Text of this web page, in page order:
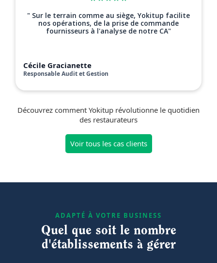
" Sur le terrain comme au siège, Yokitup facilite
nos opérations, de la prise de commande
fournisseurs à l'analyse de notre CA"
Cécile Gracianette
Responsable Audit et Gestion
Découvrez comment Yokitup révolutionne le quotidien
des restaurateurs
Voir tous les cas clients
ADAPTÉ À VOTRE BUSINESS
Quel que soit le nombre
d'établissements à gérer